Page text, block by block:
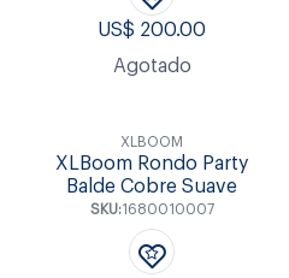
US$ 200.00
Agotado
XLBOOM
XLBoom Rondo Party
Balde Cobre Suave
SKU:1680010007